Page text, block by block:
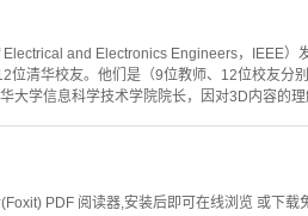
and Electronics Engineers，IEEE）
清华校友。他们是（9位教师、12位校友分
学信息科学技术学院院长，因对3D内容的
PDF 阅读器,安装后即可在线浏览 或下